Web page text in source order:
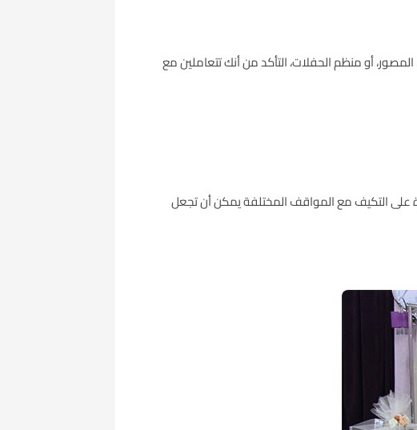
أو منظم الحفلات، التأكد من أنك تتعاملين مع
على التكيف مع المواقف المختلفة يمكن أن تجعل